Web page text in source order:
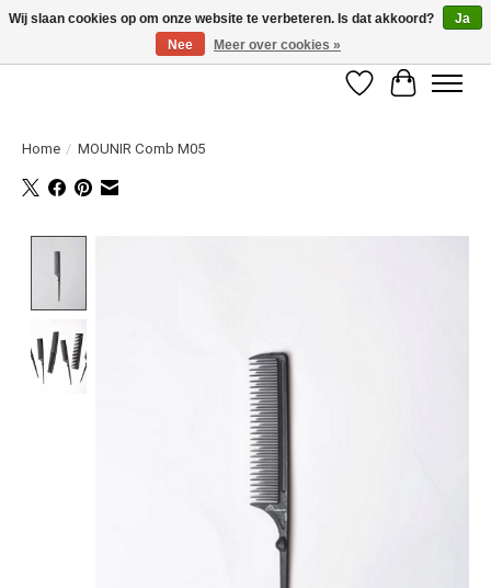
LET OP! ALLEEN BESCHIKBAAR VOOR GEVERIFIEERDE PROFESSIONALS
Verlanglijst
Home / MOUNIR Comb M05
Wij slaan cookies op om onze website te verbeteren. Is dat akkoord?
Ja
Nee
Meer over cookies »